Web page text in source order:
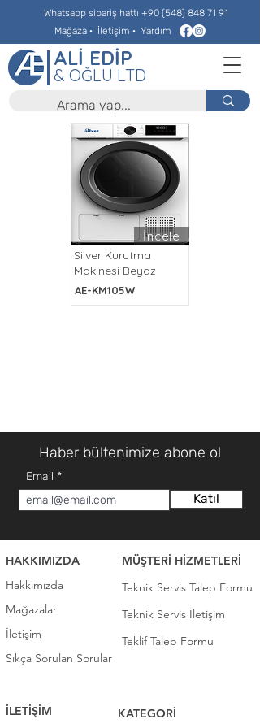
ALİ EDİP
& OĞLU LTD
Whatsapp sipariş hattı +90 (548) 848 71 91
Mağaza · İletişim · Yardım
İncele
Silver Kurutma
Makinesi Beyaz
AE-KM105W
Haber bültenimize abone ol
Email
Katıl
HAKKIMIZDA
Hakkımızda
Mağazalar
İletişim
Sıkça Sorulan Sorular
MÜŞTERİ HİZMETLERİ
Teknik Servis Talep Formu
Teknik Servis İletişim
Teklif Talep Formu
İLETİŞİM
KATEGORİ